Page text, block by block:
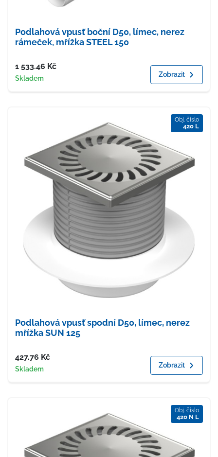
Podlahová vpusť boční D50, límec, nerez
rámeček, mřížka STEEL 150
Cena
1 533.46 Kč
Dostupnost
Skladem Zobrazit
Obj. číslo
420 L
Podlahová vpusť spodní D50, límec, nerez
mřížka SUN 125
Cena
427.76 Kč
Dostupnost
Skladem Zobrazit
Obj. číslo
420 N L